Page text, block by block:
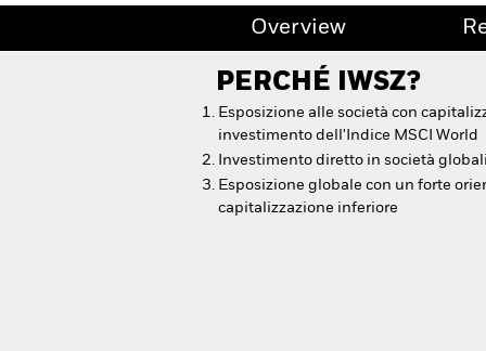
Overview
PERCHÉ IWSZ?
Esposizione alle società con
investimento dell'Indice MSCI World
Investimento diretto in società
Esposizione globale con un forte
capitalizzazione inferiore